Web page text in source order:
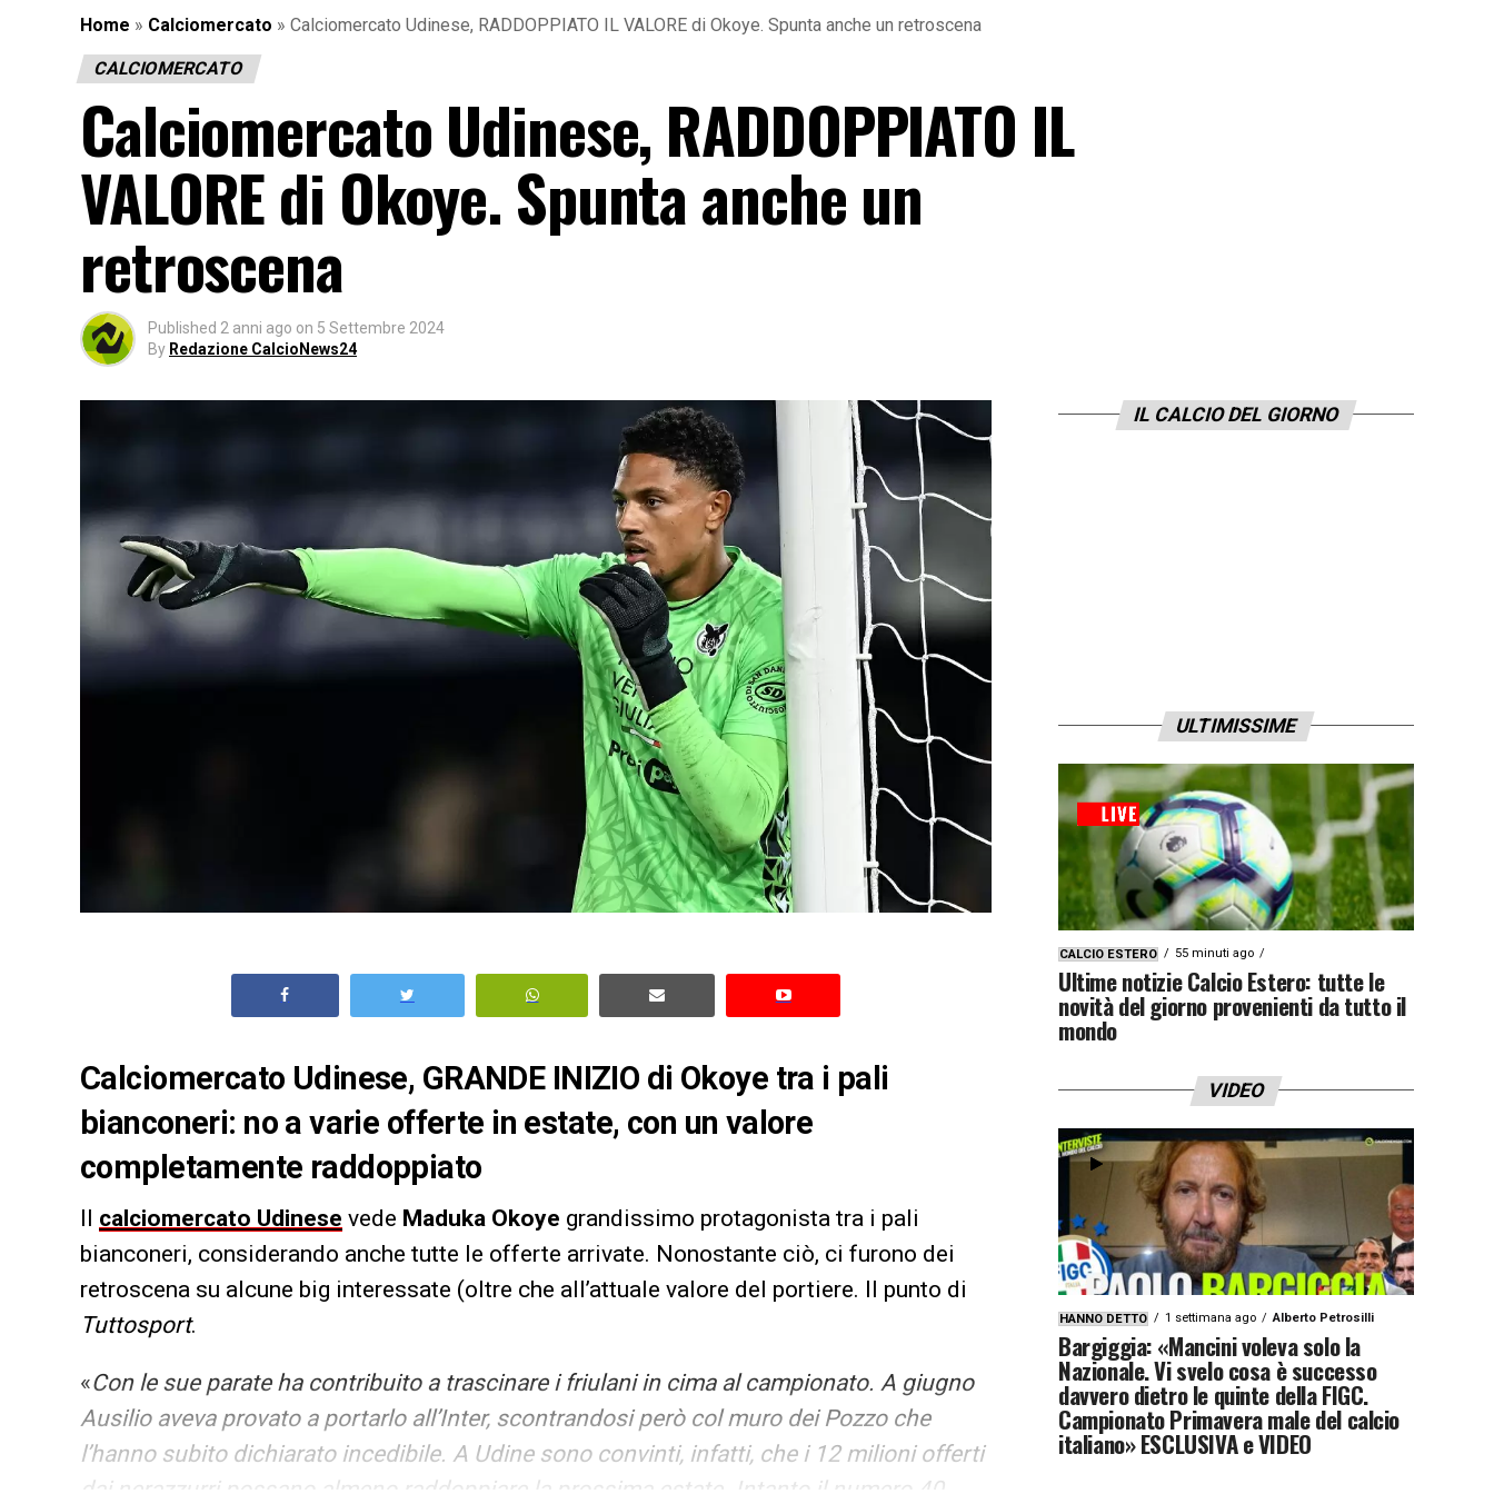
Home » Calciomercato » Calciomercato Udinese, RADDOPPIATO IL VALORE di Okoye. Spunta anche un retroscena
CALCIOMERCATO
Calciomercato Udinese, RADDOPPIATO IL
VALORE di Okoye. Spunta anche un
retroscena
Published 2 anni ago on 5 Settembre 2024
By Redazione CalcioNews24
Calciomercato Udinese, GRANDE INIZIO di Okoye tra i pali
bianconeri: no a varie offerte in estate, con un valore
completamente raddoppiato
Il calciomercato Udinese vede Maduka Okoye grandissimo protagonista tra i pali
bianconeri, considerando anche tutte le offerte arrivate. Nonostante ciò, ci furono dei
retroscena su alcune big interessate (oltre che all’attuale valore del portiere. Il punto di
Tuttosport.
«Con le sue parate ha contribuito a trascinare i friulani in cima al campionato. A giugno
Ausilio aveva provato a portarlo all’Inter, scontrandosi però col muro dei Pozzo che
l’hanno subito dichiarato incedibile. A Udine sono convinti, infatti, che i 12 milioni offerti
IL CALCIO DEL GIORNO
ULTIMISSIME
CALCIO ESTERO 55 minuti ago
Ultime notizie Calcio Estero: tutte le
novità del giorno provenienti da tutto il
mondo
VIDEO
HANNO DETTO 1 settimana ago Alberto Petrosilli
Bargiggia: «Mancini voleva solo la
Nazionale. Vi svelo cosa è successo
davvero dietro le quinte della FIGC.
Campionato Primavera male del calcio
italiano» ESCLUSIVA e VIDEO